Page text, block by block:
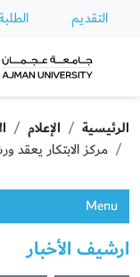
التقديم
University
الرئيسية الإعلام
مركز الابتكار
Menu
ارشيف الأخبار